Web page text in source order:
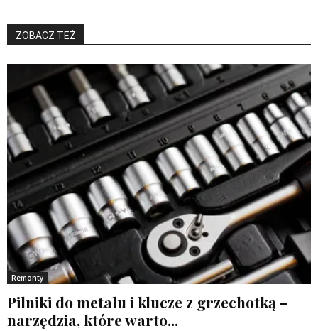
ZOBACZ TEŻ
Remonty
Pilniki do metalu i klucze z grzechotką –
narzędzia, które warto...